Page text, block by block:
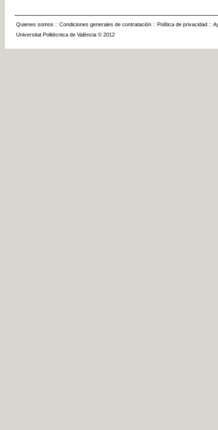
Quienes somos :: Condiciones generales de contratación :: Política de privacidad ::
Universitat Politècnica de València © 2012